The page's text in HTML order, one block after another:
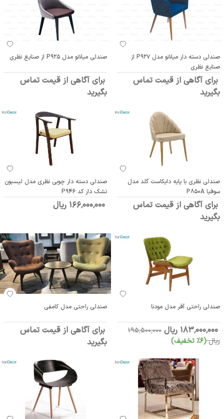
صندلی دسته دار میلانو مدل P927 از
صنایع نظری
برای آگاهی از قیمت تماس
بگیرید
صندلی میلانو مدل P925 از صنایع نظری
برای آگاهی از قیمت تماس
بگیرید
صندلی نظری با پایه دایکاست گلد مدل
سوفیا P850A
برای آگاهی از قیمت تماس
بگیرید
صندلی دسته دار چوبی نظری مدل لیسبون
تشک دار کد P946
166٬000٬000 ریال
صندلی راحتی آفر مدل مودنا
183٬000٬000 ریال
195٬500٬000
ریال(6٪ تخفیف)
صندلی راحتی مدل کامفی
برای آگاهی از قیمت تماس
بگیرید